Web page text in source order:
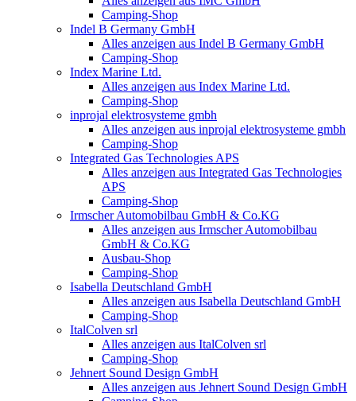
Camping-Shop
Indel B Germany GmbH
Alles anzeigen aus Indel B Germany GmbH
Camping-Shop
Index Marine Ltd.
Alles anzeigen aus Index Marine Ltd.
Camping-Shop
inprojal elektrosysteme gmbh
Alles anzeigen aus inprojal elektrosysteme gmbh
Camping-Shop
Integrated Gas Technologies APS
Alles anzeigen aus Integrated Gas Technologies
APS
Camping-Shop
Irmscher Automobilbau GmbH & Co.KG
Alles anzeigen aus Irmscher Automobilbau
GmbH & Co.KG
Ausbau-Shop
Camping-Shop
Isabella Deutschland GmbH
Alles anzeigen aus Isabella Deutschland GmbH
Camping-Shop
ItalColven srl
Alles anzeigen aus ItalColven srl
Camping-Shop
Jehnert Sound Design GmbH
Alles anzeigen aus Jehnert Sound Design GmbH